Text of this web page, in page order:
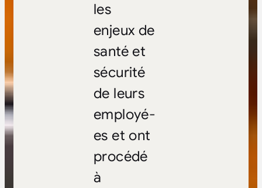
les
enjeux de
santé et
sécurité
de leurs
employé-
es et ont
procédé
à